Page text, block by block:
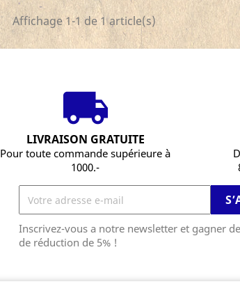
Affichage 1-1 de 1 article(s)
LIVRAISON GRATUITE
Pour toute commande supérieure à
1000.-
Inscrivez-vous a notre newsletter et gagner
de réduction de 5% !